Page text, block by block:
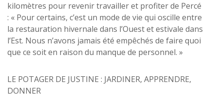
kilomètres pour revenir travailler et profiter de Percé
: « Pour certains, c’est un mode de vie qui oscille entre
la restauration hivernale dans l’Ouest et estivale dans
l’Est. Nous n’avons jamais été empêchés de faire quoi
que ce soit en raison du manque de personnel. »
LE POTAGER DE JUSTINE : JARDINER, APPRENDRE,
DONNER